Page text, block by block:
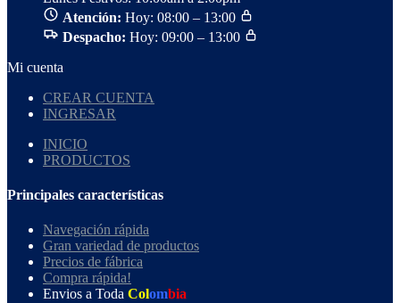
Atención: Hoy: 08:00 – 13:00
Despacho: Hoy: 09:00 – 13:00
Mi cuenta
CREAR CUENTA
INGRESAR
INICIO
PRODUCTOS
Principales características
Navegación rápida
Gran variedad de productos
Precios de fábrica
Compra rápida!
Envios a Toda Colombia